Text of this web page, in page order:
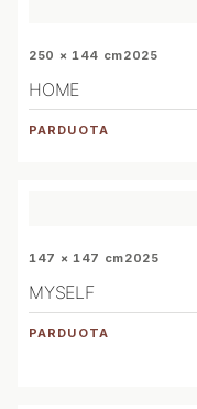
250 × 144 cm2025
HOME
PARDUOTA
147 × 147 cm2025
MYSELF
PARDUOTA